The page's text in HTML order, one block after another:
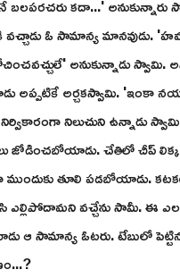
బలపరచరు కదా...'
వచ్చాడు ఓ సామాన్య మానవుడు.
అనుకున్నాడు స్వామి.
అప్పటికే అర్చకస్వామి. 'ఇంకా
నిలుచుని ఉన్నాడు
జోడించబోయాడు. చేతిలో చీప్
తూలి పడబోయాడు.
వచ్చేను సామీ. ఈ
ఆ సామాన్య ఓటరు. టేబులో